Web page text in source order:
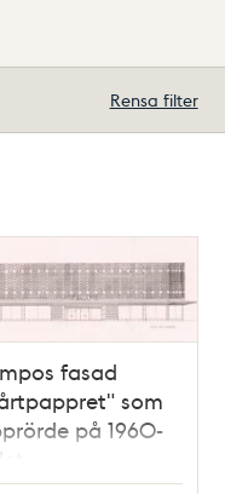
Rensa filter
fasad
som
på 1960-